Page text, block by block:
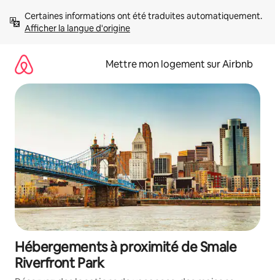
directement
Afficher la langue d'origine
Mettre mon logement sur Airbnb
Hébergements à proximité de Smale
Riverfront Park